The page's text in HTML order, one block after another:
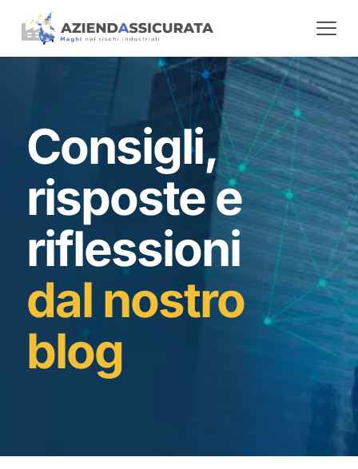
Consigli,
risposte e
riflessioni
dal nostro
blog